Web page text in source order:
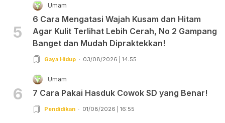
5
Umam
6 Cara Mengatasi Wajah Kusam dan Hitam
Agar Kulit Terlihat Lebih Cerah, No 2 Gampang
Banget dan Mudah Dipraktekkan!
Gaya Hidup 03/08/2026 | 14:55
6
Umam
7 Cara Pakai Hasduk Cowok SD yang Benar!
Pendidikan 01/08/2026 | 16:55